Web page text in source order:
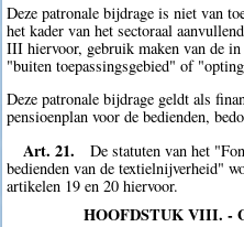
Deze patronale bijdrage is niet van
het kader van het sectoraal
III hiervoor, gebruik maken van de
"buiten toepassingsgebied" of
Deze patronale bijdrage geldt als
pensioenplan voor de bedienden,
Art. 21.
De statuten van het
bedienden van de textielnijverheid"
artikelen 19 en 20 hiervoor.
HOOFDSTUK VIII. -